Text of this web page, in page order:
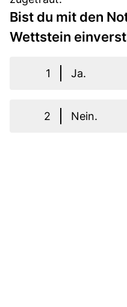
Bist du mit den
Wettstein
1 Ja.
2 Nein.